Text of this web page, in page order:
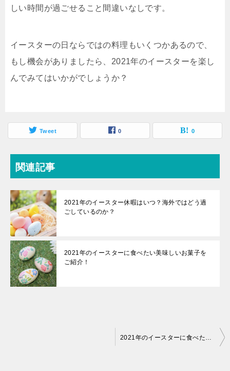
しい時間が過ごせること間違いなしです。
イースターの日ならではの料理もいくつかあるので、
もし機会がありましたら、2021年のイースターを楽し
んでみてはいかがでしょうか？
Tweet 0 0
関連記事
2021年のイースター休暇はいつ？海外ではどう過
ごしているのか？
2021年のイースターに食べたい美味しいお菓子を
ご紹介！
2021年のイースターに食べたい美味しいお菓子をご紹介！